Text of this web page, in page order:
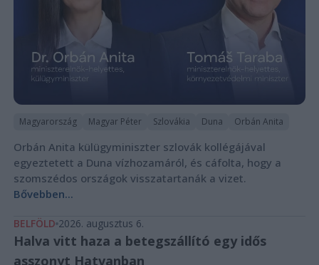
Magyarország Magyar Péter Szlovákia Duna Orbán Anita
Orbán Anita külügyminiszter szlovák kollégájával
egyeztetett a Duna vízhozamáról, és cáfolta, hogy a
szomszédos országok visszatartanák a vizet.
Bővebben...
BELFÖLD 2026. augusztus 6.
Halva vitt haza a betegszállító egy idős
asszonyt Hatvanban